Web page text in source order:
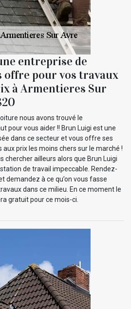
entreprise de
pour vos travaux
à Armentieres Sur
nous avons trouvé le
pour vous aider !! Brun Luigi est une
dans ce secteur et vous offre ses
prix les moins chers sur le marché !
chercher ailleurs alors que Brun Luigi
de travail impeccable. Rendez-
demandez à ce qu’on vous fasse
dans ce milieu. En ce moment le
gratuit pour ce mois-ci.